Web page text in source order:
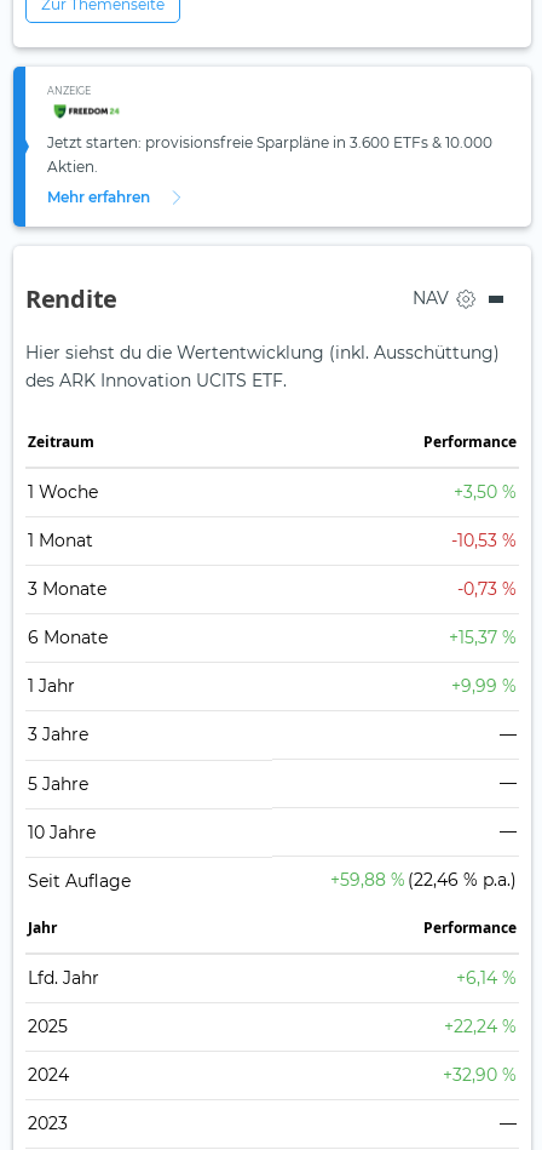
Zur Themenseite
ANZEIGE
Jetzt starten: provisionsfreie Sparpläne in 3.600 ETFs & 10.000
Aktien.
Mehr erfahren
Rendite NAV
Hier siehst du die Wertentwicklung (inkl. Ausschüttung)
des ARK Innovation UCITS ETF.
Zeit­raum Perfor­mance
1 Woche +3,50 %
1 Monat -10,53 %
3 Monate -0,73 %
6 Monate +15,37 %
1 Jahr +9,99 %
3 Jahre —
5 Jahre —
10 Jahre —
Seit Auflage +59,88 % (22,46 % p.a.)
Jahr Perfor­mance
Lfd. Jahr +6,14 %
2025 +22,24 %
2024 +32,90 %
2023 —